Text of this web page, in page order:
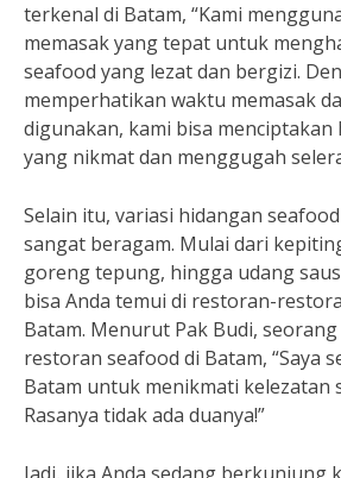
terkenal di Batam, “Kami
memasak yang tepat untuk
seafood yang lezat dan bergizi.
memperhatikan waktu memasak
digunakan, kami bisa menciptakan
yang nikmat dan menggugah
Selain itu, variasi hidangan
sangat beragam. Mulai dari
goreng tepung, hingga udang
bisa Anda temui di restoran-
Batam. Menurut Pak Budi,
restoran seafood di Batam, “Saya
Batam untuk menikmati kelezatan
Rasanya tidak ada duanya!”